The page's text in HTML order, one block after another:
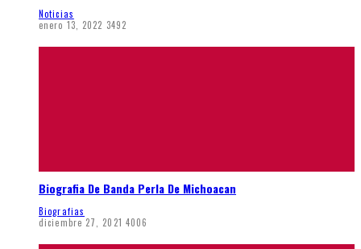
Noticias
enero 13, 2022 3492
Biografia De Banda Perla De Michoacan
Biografias
diciembre 27, 2021 4006